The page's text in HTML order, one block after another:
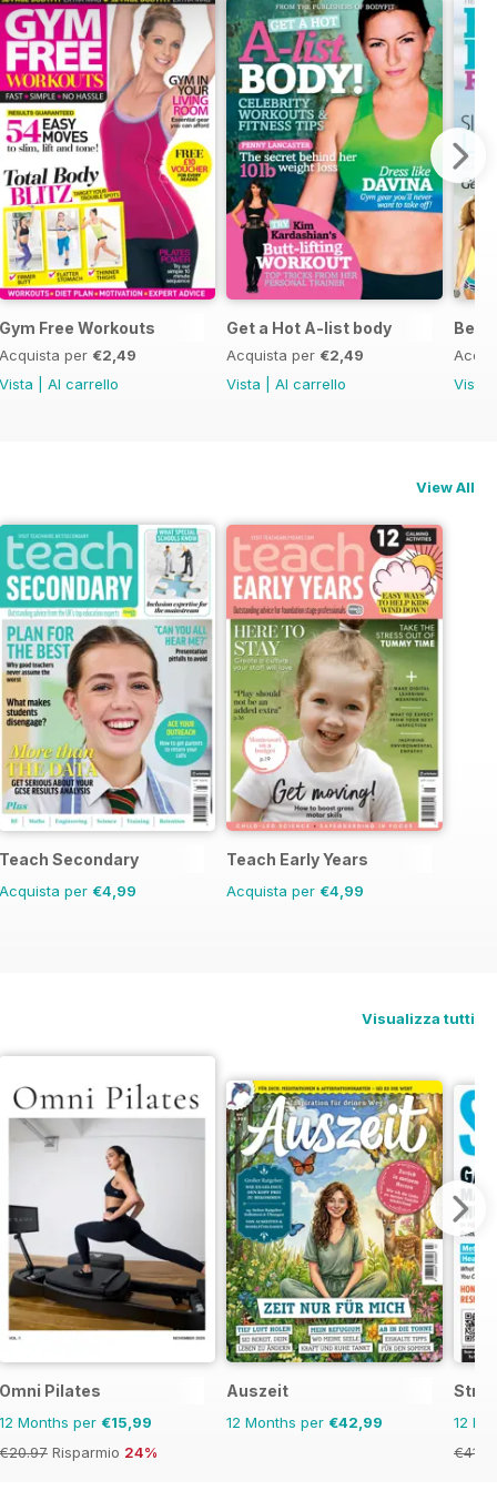
Gym Free Workouts
Acquista per €2,49
Vista
Al carrello
Get a Hot A-list body
Acquista per €2,49
Vista
Al carrello
Vista
View All
Teach Secondary
Acquista per €4,99
Teach Early Years
Acquista per €4,99
Visualizza tutti
Omni Pilates
12 Months per €15,99
€20.97 Risparmio 24%
Auszeit
12 Months per €42,99
12